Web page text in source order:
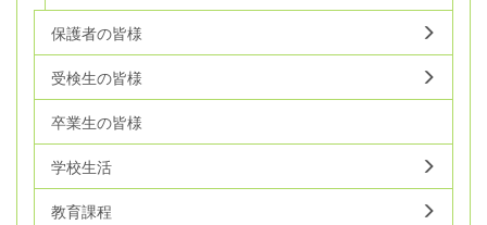
保護者の皆様
受検生の皆様
卒業生の皆様
学校生活
教育課程